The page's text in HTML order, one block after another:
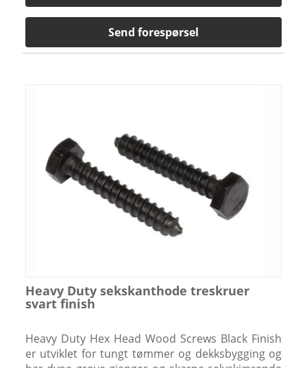
Send forespørsel
Heavy Duty sekskanthode treskruer
svart finish
Heavy Duty Hex Head Wood Screws Black Finish
er utviklet for tungt tømmer og dekksbygging og